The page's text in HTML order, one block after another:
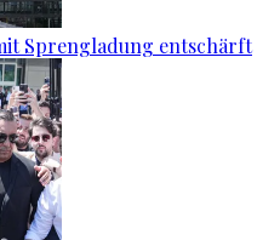
Sprengladung entschärft